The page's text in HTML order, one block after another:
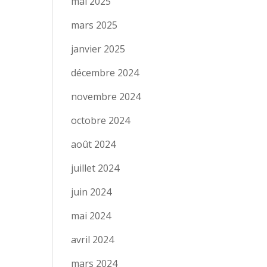
mars 2025
janvier 2025
décembre 2024
novembre 2024
octobre 2024
août 2024
juillet 2024
juin 2024
mai 2024
avril 2024
mars 2024